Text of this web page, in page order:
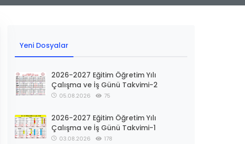
Yeni Dosyalar
2026-2027 Eğitim Öğretim Yılı
Çalışma ve İş Günü Takvimi-2
05.08.2026 75
2026-2027 Eğitim Öğretim Yılı
Çalışma ve İş Günü Takvimi-1
03.08.2026 178